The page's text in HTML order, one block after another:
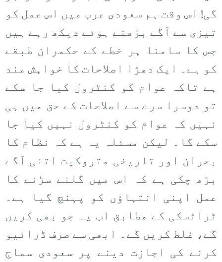
گی! اس وقت ہم سعودی عرب میں اس عمل کو
تیزی سے آگے بڑھتے ہوئے دیکھ رہے ہیں
جس کا سامنا ہر خطے کے حکمران طبقے
کو ہے۔ ایک دھڑا اصلاحات کا خواہش مند
ہے تاکہ عوام کو کنٹرول کیا جا سکے
تو دوسرا سرے سے اصلاحات کے حق میں ہی
نہیں کہ عوام کو کنٹرول نہیں کیا جا
سکے گا۔ لیکن مسئلہ یہ ہے کہ نظام کا
بحران اور تاریخی متروکیت اتنی آگے
بڑھ چکی ہے کہ اس میں گلنے سڑنے کا
عمل اپنی انتہاؤں کو پہنچ گیا ہے۔
ٹراٹسکی کے مطابق اب یہ جو بھی کریں
گے، غلط کریں گے۔ ابھی سے صرف ڈرائیو
کرنے کی اجازت دینے پر سعودی سماج